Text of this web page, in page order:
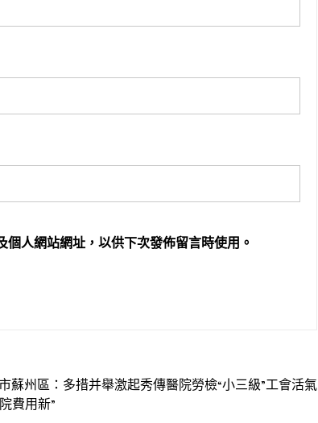
人網站網址，以供下次發佈留言時使用。
蘇州區：多措并舉激起秀傳醫院勞檢“小三級”工會活氣
費用新”